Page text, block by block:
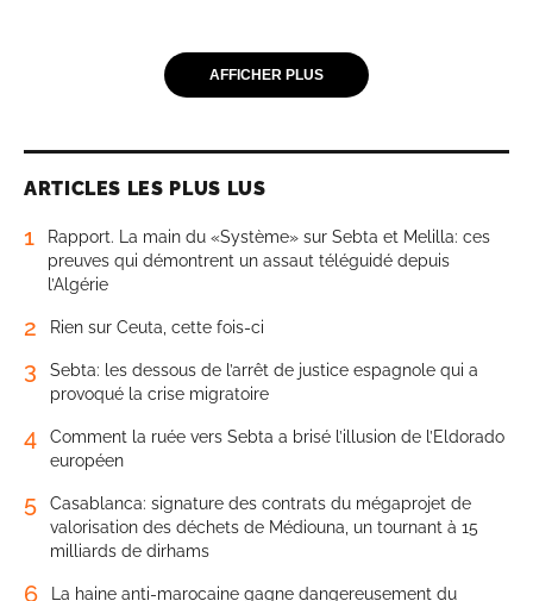
AFFICHER PLUS
ARTICLES LES PLUS LUS
1
Rapport. La main du «Système» sur Sebta et Melilla: ces
preuves qui démontrent un assaut téléguidé depuis
l’Algérie
2 Rien sur Ceuta, cette fois-ci
3
Sebta: les dessous de l’arrêt de justice espagnole qui a
provoqué la crise migratoire
4
Comment la ruée vers Sebta a brisé l’illusion de l’Eldorado
européen
5
Casablanca: signature des contrats du mégaprojet de
valorisation des déchets de Médiouna, un tournant à 15
milliards de dirhams
6
La haine anti-marocaine gagne dangereusement du